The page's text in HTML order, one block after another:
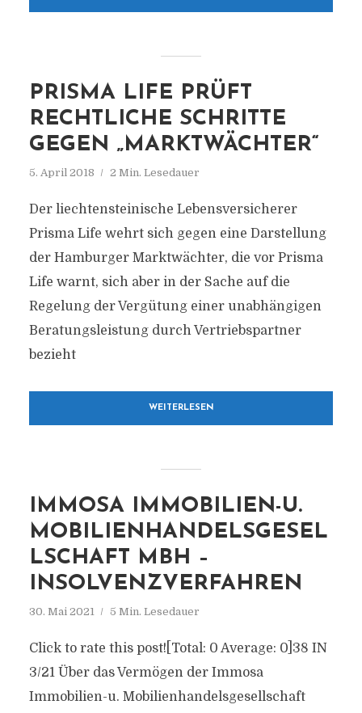
PRISMA LIFE PRÜFT
RECHTLICHE SCHRITTE
GEGEN „MARKTWÄCHTER“
5. April 2018 2 Min. Lesedauer
Der liechtensteinische Lebensversicherer
Prisma Life wehrt sich gegen eine Darstellung
der Hamburger Marktwächter, die vor Prisma
Life warnt, sich aber in der Sache auf die
Regelung der Vergütung einer unabhängigen
Beratungsleistung durch Vertriebspartner
bezieht
WEITERLESEN
IMMOSA IMMOBILIEN-U.
MOBILIENHANDELSGESEL
LSCHAFT MBH –
INSOLVENZVERFAHREN
30. Mai 2021 5 Min. Lesedauer
Click to rate this post![Total: 0 Average: 0]38 IN
3/21 Über das Vermögen der Immosa
Immobilien-u. Mobilienhandelsgesellschaft